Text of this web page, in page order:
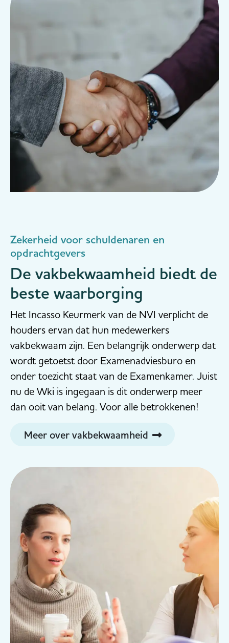
Zekerheid voor schuldenaren en
opdrachtgevers
De vakbekwaamheid biedt de
beste waarborging
Het Incasso Keurmerk van de NVI verplicht de
houders ervan dat hun medewerkers
vakbekwaam zijn. Een belangrijk onderwerp dat
wordt getoetst door Examenadviesburo en
onder toezicht staat van de Examenkamer. Juist
nu de Wki is ingegaan is dit onderwerp meer
dan ooit van belang. Voor alle betrokkenen!
Meer over vakbekwaamheid